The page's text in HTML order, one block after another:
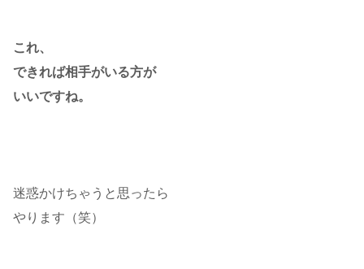
これ、
できれば相手がいる方が
いいですね。
迷惑かけちゃうと思ったら
やります（笑）